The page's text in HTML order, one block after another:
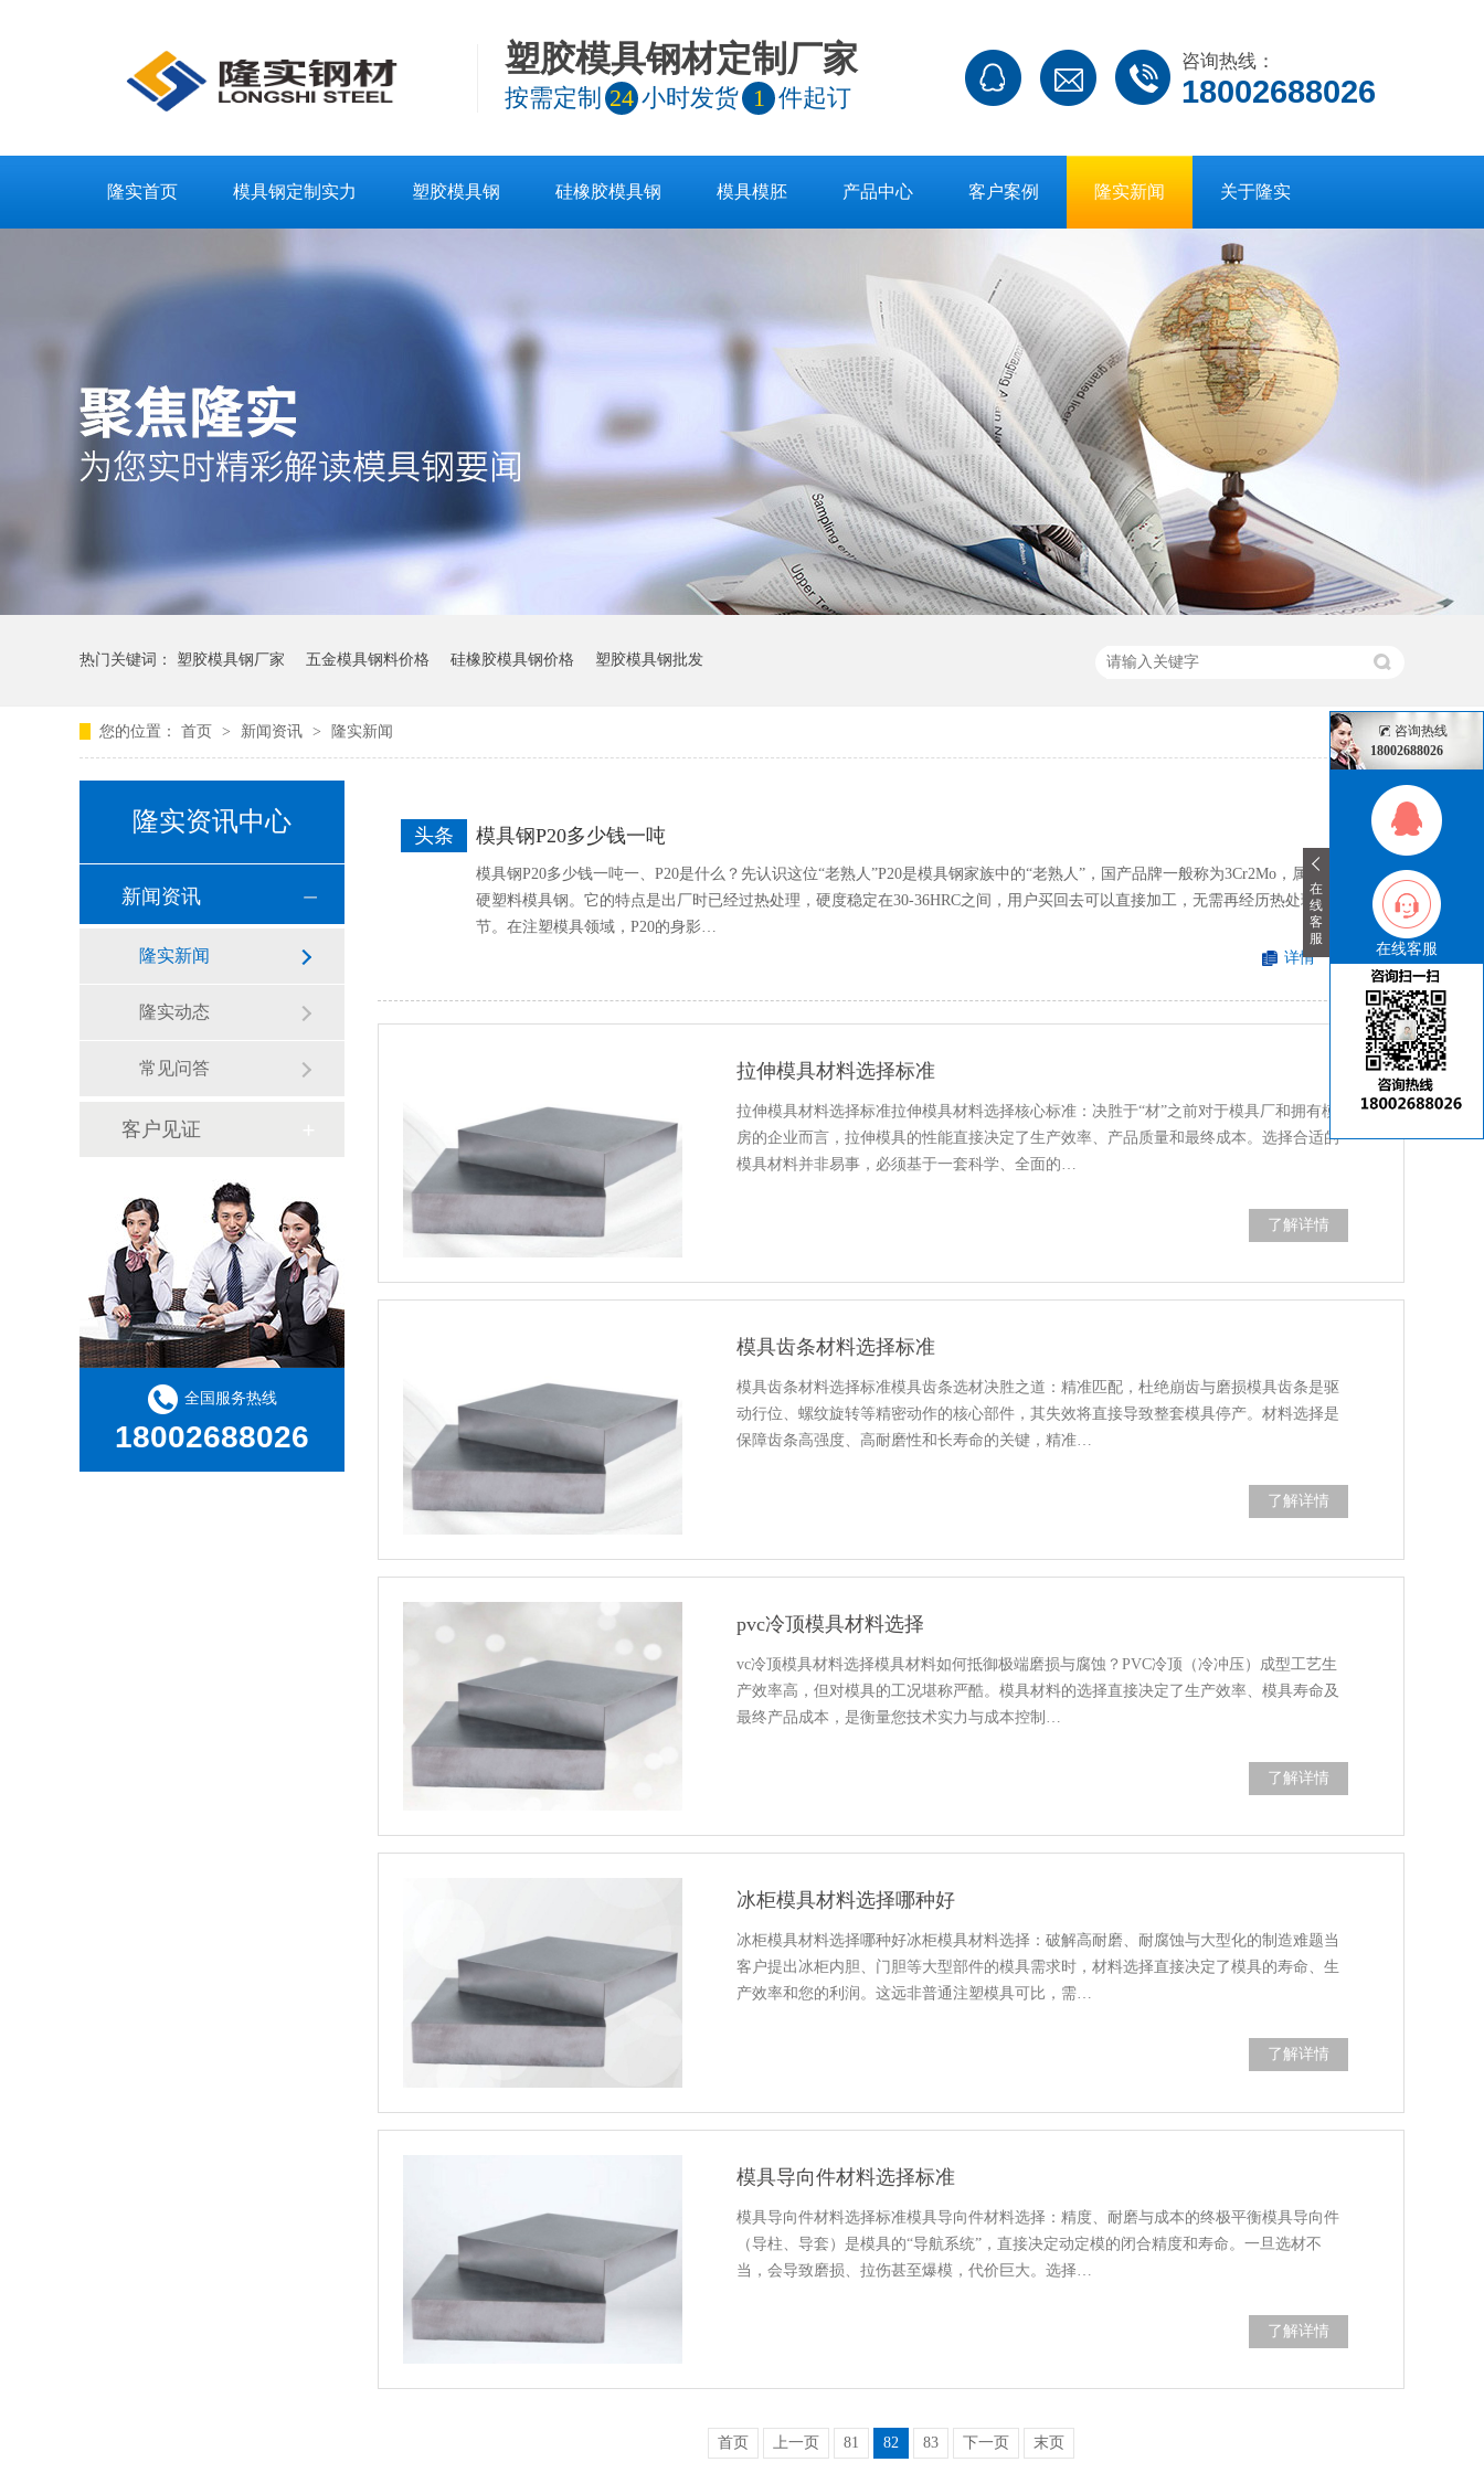
塑胶模具钢材定制厂家
按需定制 24 小时发货 1 件起订
咨询热线：
18002688026
隆实首页 模具钢定制实力 塑胶模具钢 硅橡胶模具钢 模具模胚 产品中心 客户案例 隆实新闻 关于隆实
热门关键词： 塑胶模具钢厂家 五金模具钢料价格 硅橡胶模具钢价格 塑胶模具钢批发
您的位置： 首页 > 新闻资讯 > 隆实新闻
隆实资讯中心
新闻资讯
隆实新闻
隆实动态
常见问答
客户见证
全国服务热线
18002688026
模具钢P20多少钱一吨
头条
模具钢P20多少钱一吨一、P20是什么？先认识这位“老熟人”P20是模具钢家族中的“老熟人”，国产品牌一般称为3Cr2Mo，属于预
硬塑料模具钢。它的特点是出厂时已经过热处理，硬度稳定在30-36HRC之间，用户买回去可以直接加工，无需再经历热处理环
节。在注塑模具领域，P20的身影…
详情
拉伸模具材料选择标准
拉伸模具材料选择标准拉伸模具材料选择核心标准：决胜于“材”之前对于模具厂和拥有模
房的企业而言，拉伸模具的性能直接决定了生产效率、产品质量和最终成本。选择合适的
模具材料并非易事，必须基于一套科学、全面的…
了解详情
模具齿条材料选择标准
模具齿条材料选择标准模具齿条选材决胜之道：精准匹配，杜绝崩齿与磨损模具齿条是驱
动行位、螺纹旋转等精密动作的核心部件，其失效将直接导致整套模具停产。材料选择是
保障齿条高强度、高耐磨性和长寿命的关键，精准…
了解详情
pvc冷顶模具材料选择
vc冷顶模具材料选择模具材料如何抵御极端磨损与腐蚀？PVC冷顶（冷冲压）成型工艺生
产效率高，但对模具的工况堪称严酷。模具材料的选择直接决定了生产效率、模具寿命及
最终产品成本，是衡量您技术实力与成本控制…
了解详情
冰柜模具材料选择哪种好
冰柜模具材料选择哪种好冰柜模具材料选择：破解高耐磨、耐腐蚀与大型化的制造难题当
客户提出冰柜内胆、门胆等大型部件的模具需求时，材料选择直接决定了模具的寿命、生
产效率和您的利润。这远非普通注塑模具可比，需…
了解详情
模具导向件材料选择标准
模具导向件材料选择标准模具导向件材料选择：精度、耐磨与成本的终极平衡模具导向件
（导柱、导套）是模具的“导航系统”，直接决定动定模的闭合精度和寿命。一旦选材不
当，会导致磨损、拉伤甚至爆模，代价巨大。选择…
了解详情
首页 上一页 81 82 83 下一页 末页
在
线
客
服
咨询热线
18002688026
在线客服